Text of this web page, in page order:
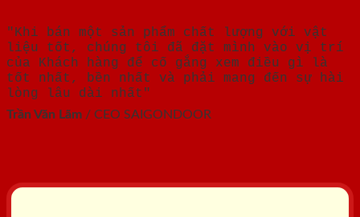
"Khi bán một sản phẩm chất lượng với vật
liệu tốt, chúng tôi đã đặt mình vào vị trí
của Khách hàng để cố gắng xem điều gì là
tốt nhất, bền nhất và phải mang đến sự hài
lòng lâu dài nhất"
Trần Văn Lãm / CEO SAIGONDOOR